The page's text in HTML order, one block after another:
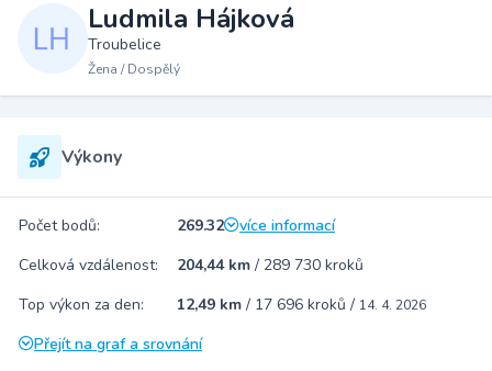
Ludmila Hájková
Troubelice
Žena / Dospělý
Výkony
Počet bodů: 269.32
více informací
Celková vzdálenost:
204,44 km / 289 730 kroků
Top výkon za den:
12,49 km / 17 696 kroků / 14. 4. 2026
Přejít na graf a srovnání